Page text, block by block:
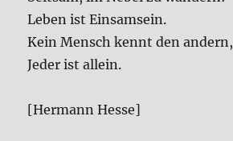
Leben ist Ein­sam­sein.
Kein Mensch kennt den andern,
Jeder ist allein.
[Her­mann Hes­se]